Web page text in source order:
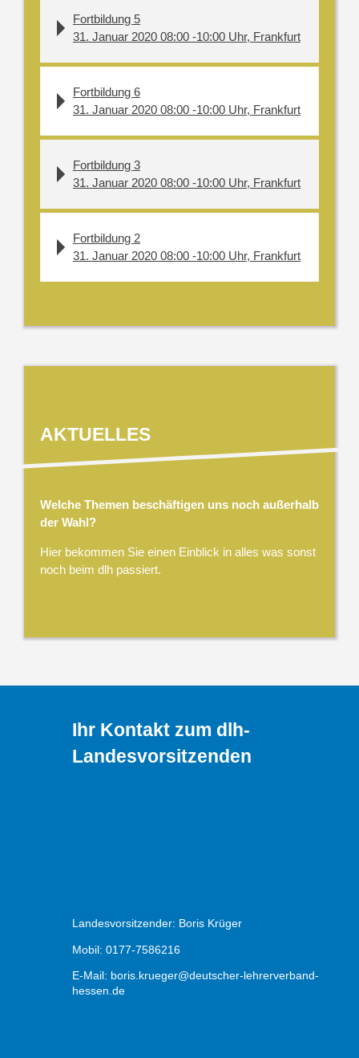
Fortbildung 5
31. Januar 2020 08:00 -10:00 Uhr, Frankfurt
Fortbildung 6
31. Januar 2020 08:00 -10:00 Uhr, Frankfurt
Fortbildung 3
31. Januar 2020 08:00 -10:00 Uhr, Frankfurt
Fortbildung 2
31. Januar 2020 08:00 -10:00 Uhr, Frankfurt
AKTUELLES
Welche Themen beschäftigen uns noch außerhalb
der Wahl?
Hier bekommen Sie einen Einblick in alles was sonst
noch beim dlh passiert.
Ihr Kontakt zum dlh-
Landesvorsitzenden
Landesvorsitzender: Boris Krüger
Mobil: 0177-7586216
E-Mail: boris.krueger@deutscher-lehrerverband-
hessen.de